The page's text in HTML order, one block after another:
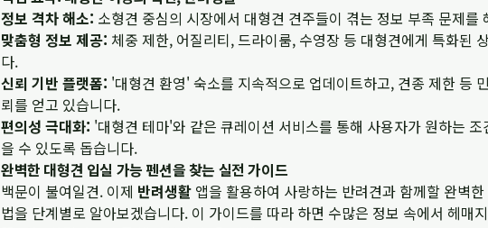
정보 격차 해소: 소형견 중심의 시장에서 대형견 견주들이 겪는 정보 부족 문제를
맞춤형 정보 제공: 체중 제한, 어질리티, 드라이룸, 수영장 등 대형견에게 특화된
다.
신뢰 기반 플랫폼: '대형견 환영' 숙소를 지속적으로 업데이트하고, 견종 제한 등
뢰를 얻고 있습니다.
편의성 극대화: '대형견 테마'와 같은 큐레이션 서비스를 통해 사용자가 원하는 조
을 수 있도록 돕습니다.
완벽한 대형견 입실 가능 펜션을 찾는 실전 가이드
백문이 불여일견. 이제 반려생활 앱을 활용하여 사랑하는 반려견과 함께할 완벽한
법을 단계별로 알아보겠습니다. 이 가이드를 따라 하면 수많은 정보 속에서 헤매